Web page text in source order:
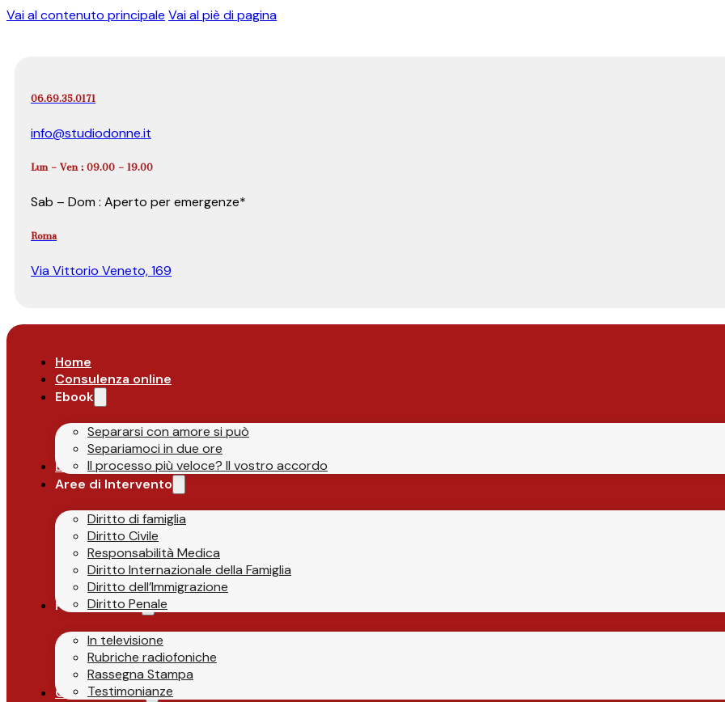
Vai al contenuto principale Vai al piè di pagina
06.69.35.0171
info@studiodonne.it
Lun – Ven : 09.00 – 19.00
Sab – Dom : Aperto per emergenze*
Roma
Via Vittorio Veneto, 169
Home
Consulenza online
Ebook
Separarsi con amore si può
Separiamoci in due ore
Il processo più veloce? Il vostro accordo
Lo Studio
Aree di Intervento
Diritto di famiglia
Diritto Civile
Responsabilità Medica
Diritto Internazionale della Famiglia
Diritto dell’Immigrazione
Diritto Penale
Parlano di Noi
In televisione
Rubriche radiofoniche
Rassegna Stampa
Testimonianze
Guide & News